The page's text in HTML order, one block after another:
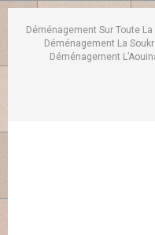
Déménagement Sur Toute
Déménagement La
Déménagement